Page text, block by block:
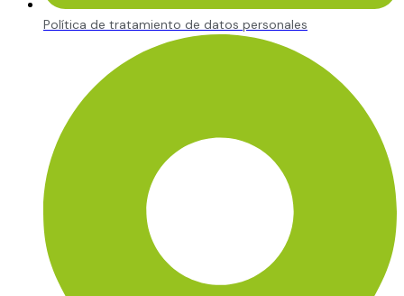
Política de tratamiento de datos personales